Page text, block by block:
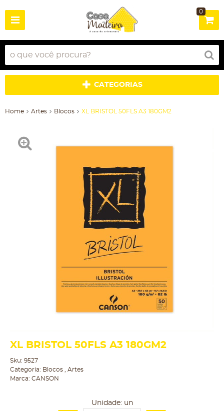
0
CATEGORIAS
Home Artes Blocos XL BRISTOL 50FLS A3 180GM2
XL BRISTOL 50FLS A3 180GM2
Sku: 9527
Categoria: Blocos
Artes
Marca: CANSON
Unidade: un